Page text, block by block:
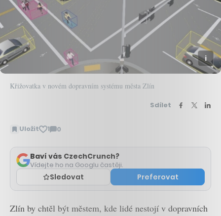
Křižovatka v novém dopravním systému města Zlín
Sdílet
Uložit 1 0
Zobrazit
Baví vás CzechCrunch?
Vídejte ho na Googlu častěji.
Sledovat Preferovat
Zlín by chtěl být městem, kde lidé nestojí v dopravních